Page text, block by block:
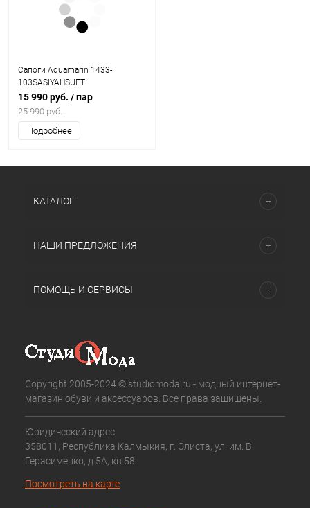
Сапоги Aquamarin 1433-
103SASIYAHSUET
15 990 руб. / пар
25 990 руб.
Подробнее
КАТАЛОГ
НАШИ ПРЕДЛОЖЕНИЯ
ПОМОЩЬ И СЕРВИСЫ
Copyright 2005-2024 © studiomoda.ru - модный интернет-
магазин обуви и аксессуаров. Все права защищены.
Юридический адрес:
358011, Республика Калмыкия, г. Элиста, ул. им. В.
Герасименко, д.5А, кв.58
Посмотреть на карте